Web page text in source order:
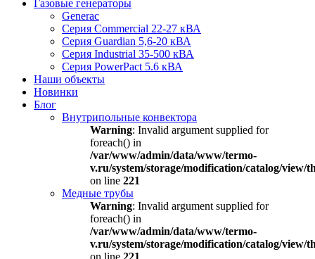
Газовые генераторы
Generac
Серия Commercial 22-27 кВА
Серия Guardian 5,6-20 кВА
Серия Industrial 35-500 кВА
Серия PowerPact 5.6 кВА
Наши объекты
Новинки
Блог
Внутрипольные конвектора
Warning: Invalid argument supplied for
foreach() in
/var/www/admin/data/www/termo-
v.ru/system/storage/modification/catalog/view/
on line 221
Медные трубы
Warning: Invalid argument supplied for
foreach() in
/var/www/admin/data/www/termo-
v.ru/system/storage/modification/catalog/view/
on line 221